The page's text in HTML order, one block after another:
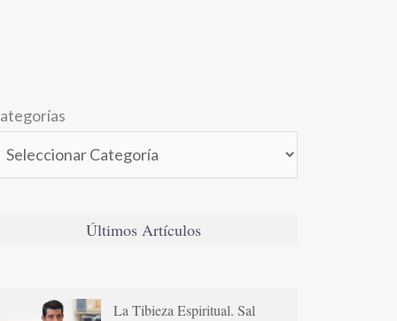
Últimos Artículos
La Tibieza Espiritual. Sal